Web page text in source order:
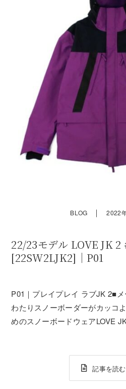
BLOG ｜ 2022
22/23モデル LOVE JK
[22SW2LJK2]｜P01
P01｜プレイプレイ ラブJK 2■
わたりスノーボーダーがカッコ
めのスノーボードウェアLOVE
経て、機能面、デザ...
記事を読む